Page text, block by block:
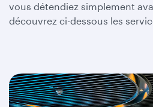
vous détendiez simplement
découvrez ci-dessous les